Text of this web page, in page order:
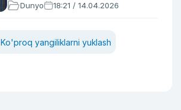
Dunyo 18:21 / 14.04.2026
Ko'proq yangiliklarni yuklash